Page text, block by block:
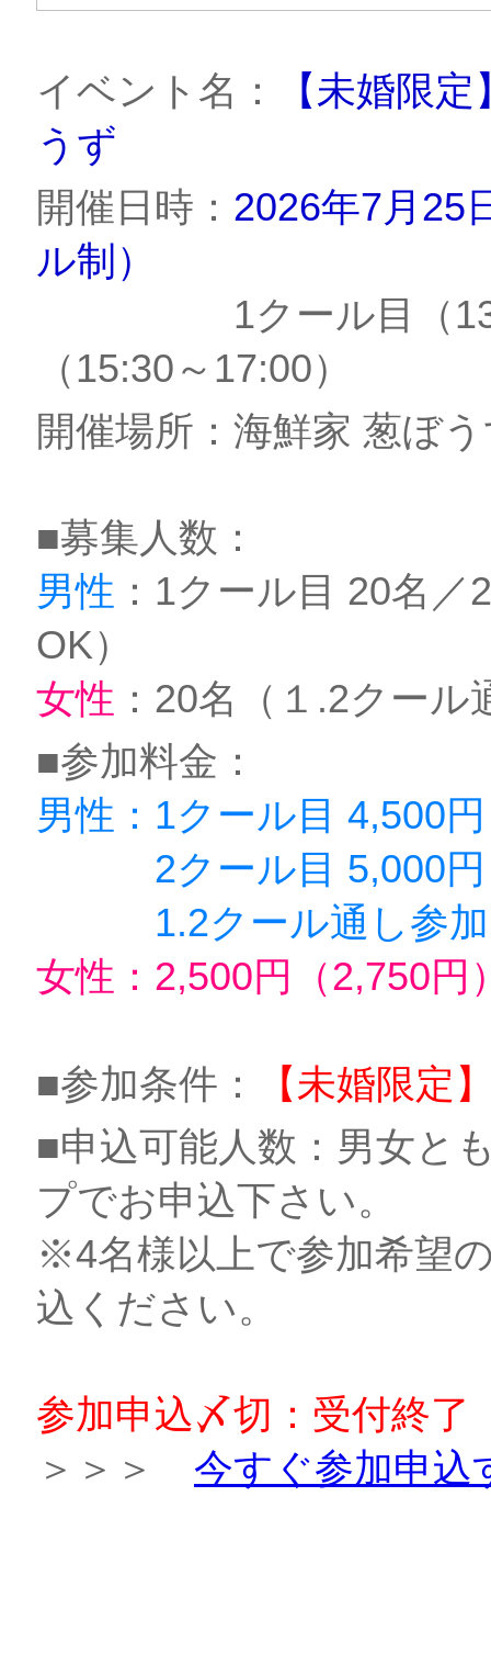
イベント名：
【未婚限
うず
開催日時： 2026年7月25
ル制）
1クール目（13:30
（15:30～17:00）
開催場所：海鮮家 葱ぼ
■募集人数：
男性 ：1クール目 20名
OK）
女性 ：20名（１.2クー
■参加料金：
男性：1クール目 4,500
2クール目 5,000円
1.2クール通し参加
女性：2,500円（2,750
■参加条件：
【未婚限定
■申込可能人数：男女と
プでお申込下さい。
※4名様以上で参加希望
込ください。
参加申込〆切：受付終了
＞＞＞
今すぐ参加申込